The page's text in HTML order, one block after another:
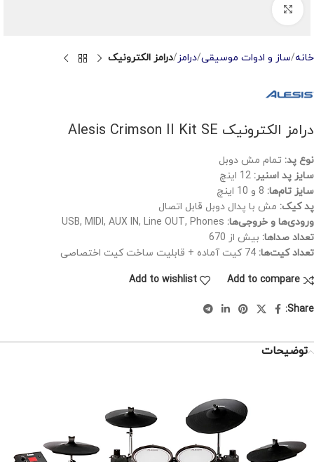
خانه ساز و ادوات موسیقی درامز درامز الکترونیک
درامز الکترونیک Alesis Crimson II Kit SE
نوع پد: تمام مش دوبل
سایز پد اسنیر:
سایز تام‌ها:
پد کیک: مش با پدال دوبل قابل اتصال
ورودی‌ها و خروجی‌ها:
تعداد صداها: بیش از 670
تعداد کیت‌ها:
Add to compare
Add to wishlist
Share:
توضیحات